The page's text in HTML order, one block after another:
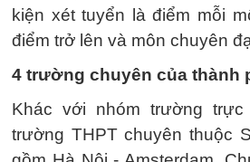
kiện xét tuyển là điểm mỗi
điểm trở lên và môn chuyên
4 trường chuyên của thành
Khác với nhóm trường
trường THPT chuyên thuộc